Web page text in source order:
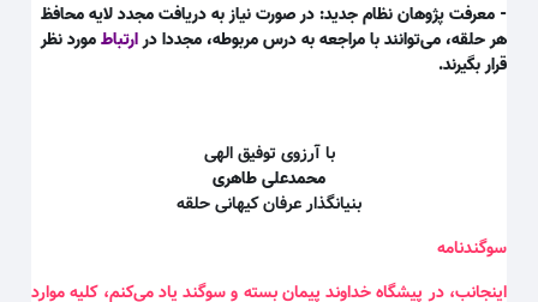
- معرفت پژوهان نظام جدید: در صورت نیاز به دریافت مجدد لایه محافظ
هر حلقه، می‌توانند با مراجعه به درس مربوطه، مجددا درارتباطمورد نظر
قرار بگیرند.
با آرزوی توفیق الهی
محمدعلی طاهری
بنیانگذار عرفان کیهانی حلقه
سوگندنامه
اینجانب، در پیشگاه خداوند پیمان بسته و سوگند یاد می‌کنم، کلیه موارد